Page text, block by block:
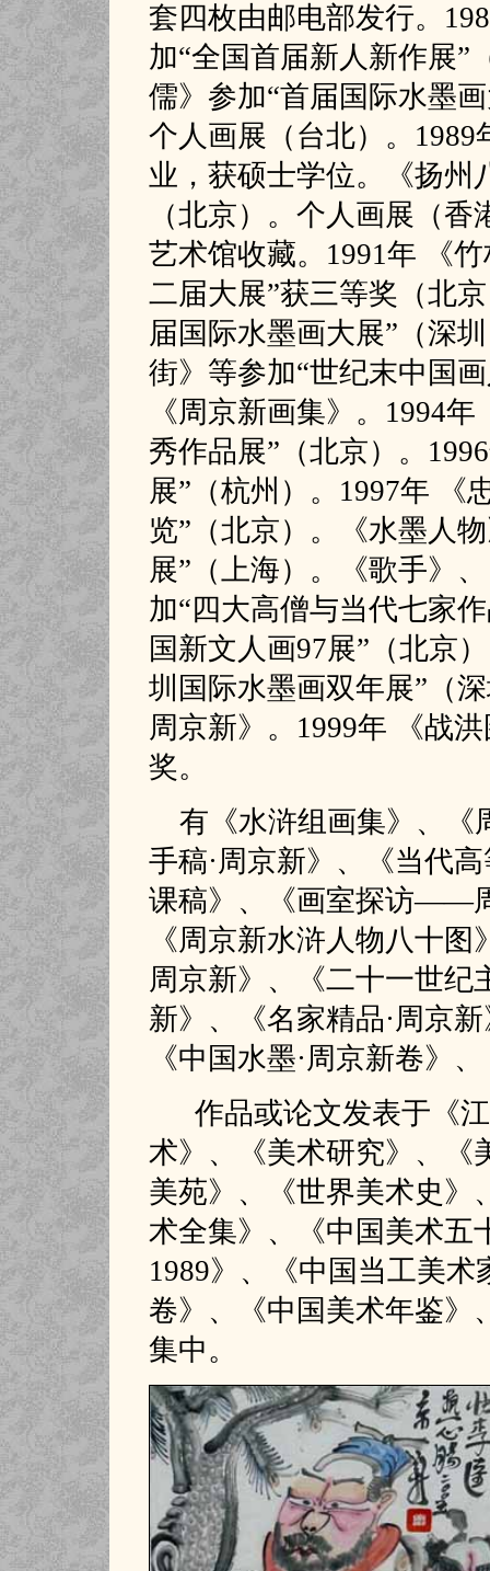
套四枚由邮电部发行。
加“全国首届新人新作展”
儒》参加“首届国际水墨
个人画展（台北）。
业，获硕士学位。《扬州
（北京）。个人画展（
艺术馆收藏。1991年 《
二届大展”获三等奖（北
届国际水墨画大展”（深
街》等参加“世纪末中国
《周京新画集》。1994
秀作品展”（北京）。
展”（杭州）。1997年 《
览”（北京）。《水墨人
展”（上海）。《歌手》
加“四大高僧与当代七家
国新文人画97展”（北京
圳国际水墨画双年展”（
周京新》。1999年 《战
奖。
有《水浒组画集》、《
手稿·周京新》、《当代
课稿》、《画室探访——
《周京新水浒人物八十
周京新》、《二十一世纪
新》、《名家精品·周京
《中国水墨·周京新卷》
作品或论文发表于《江
术》、《美术研究》、《
美苑》、《世界美术史》
术全集》、《中国美术五
1989》、《中国当工美
卷》、《中国美术年鉴》
集中。